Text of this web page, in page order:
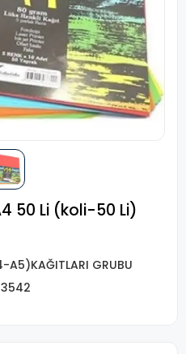
50 Li (koli-50 Li)
GRUBU